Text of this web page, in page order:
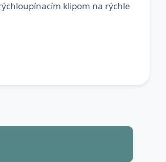
klipom na rýchle